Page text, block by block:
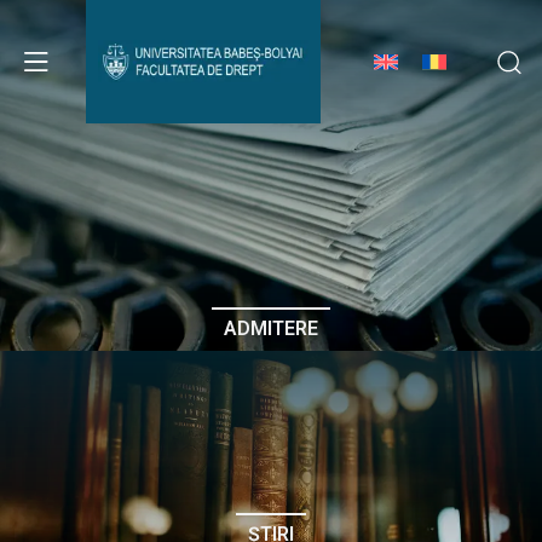
Avizier Studenți
Studii
Admitere
Erasmus & Internațional
Despre Facultate
ADMITERE
ȘTIRI